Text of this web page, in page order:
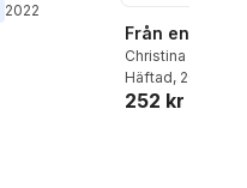
2022
Från en
Christina
Häftad, 2025
252 kr